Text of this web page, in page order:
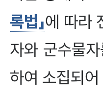
록법」에 따라
자와 군수물
하여 소집되